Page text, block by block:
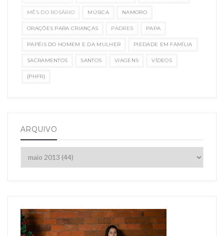
MÊS DO ROSÁRIO MÚSICA NAMORO
ORAÇÕES PARA CRIANÇAS PADRES PAPA
PAPÉIS DO HOMEM E DA MULHER PIEDADE EM FAMÍLIA
SACRAMENTOS SANTOS VIAGENS VÍDEOS
{PHFR}
ARQUIVO